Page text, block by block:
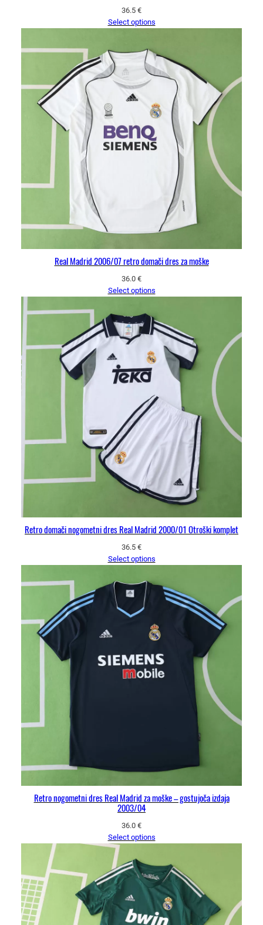
36.5 €
Select options
Real Madrid 2006/07 retro domači dres za moške
36.0 €
Select options
Retro domači nogometni dres Real Madrid 2000/01 Otroški komplet
36.5 €
Select options
Retro nogometni dres Real Madrid za moške – gostujoča izdaja
2003/04
36.0 €
Select options